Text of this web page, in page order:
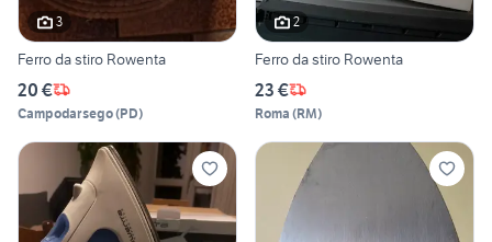
3
Ferro da stiro Rowenta
20 €
Campodarsego(PD)
2
Ferro da stiro Rowenta
23 €
Roma (RM)